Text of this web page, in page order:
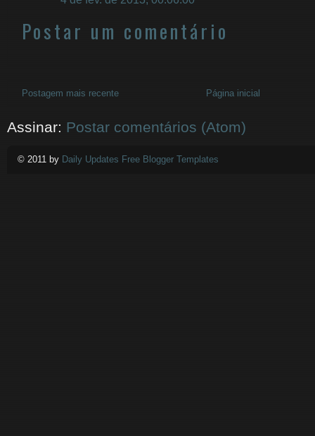
Postar um comentário
Postagem mais recente Página inicial
Assinar: Postar comentários (Atom)
© 2011 by Daily Updates Free Blogger Templates